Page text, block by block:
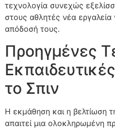
τεχνολογία συνεχώς
στους αθλητές νέα εργαλεία
απόδοσή τους.
Προηγμένες
το Σπιν
Η εκμάθηση και η βελτίωση
απαιτεί μια ολοκληρωμένη